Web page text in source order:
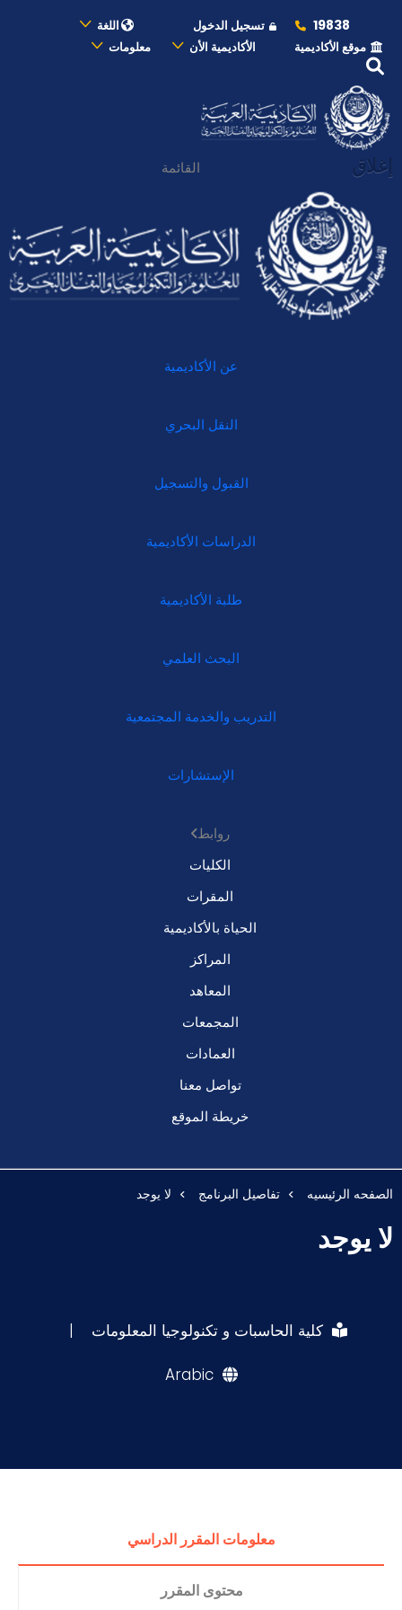
19838 تسجيل الدخول
اللغة
موقع الأكاديمية
الأكاديمية الأن معلومات
إغلاق القائمة
عن الأكاديمية
النقل البحري
القبول والتسجيل
الدراسات الأكاديمية
طلبة الأكاديمية
البحث العلمي
التدريب والخدمة المجتمعية
الإستشارات
روابط
الكليات
المقرات
الحياة بالأكاديمية
المراكز
المعاهد
المجمعات
العمادات
تواصل معنا
خريطة الموقع
الصفحه الرئيسيه تفاصيل البرنامج لا يوجد
لا يوجد
كلية الحاسبات و تكنولوجيا المعلومات |
Arabic
معلومات المقرر الدراسي
محتوى المقرر